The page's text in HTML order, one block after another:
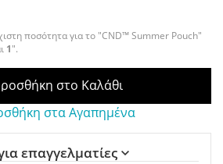
ποσότητα για το "CND™ Summer Pouch"
1".
στο Καλάθι
στα Αγαπημένα
επαγγελματίες